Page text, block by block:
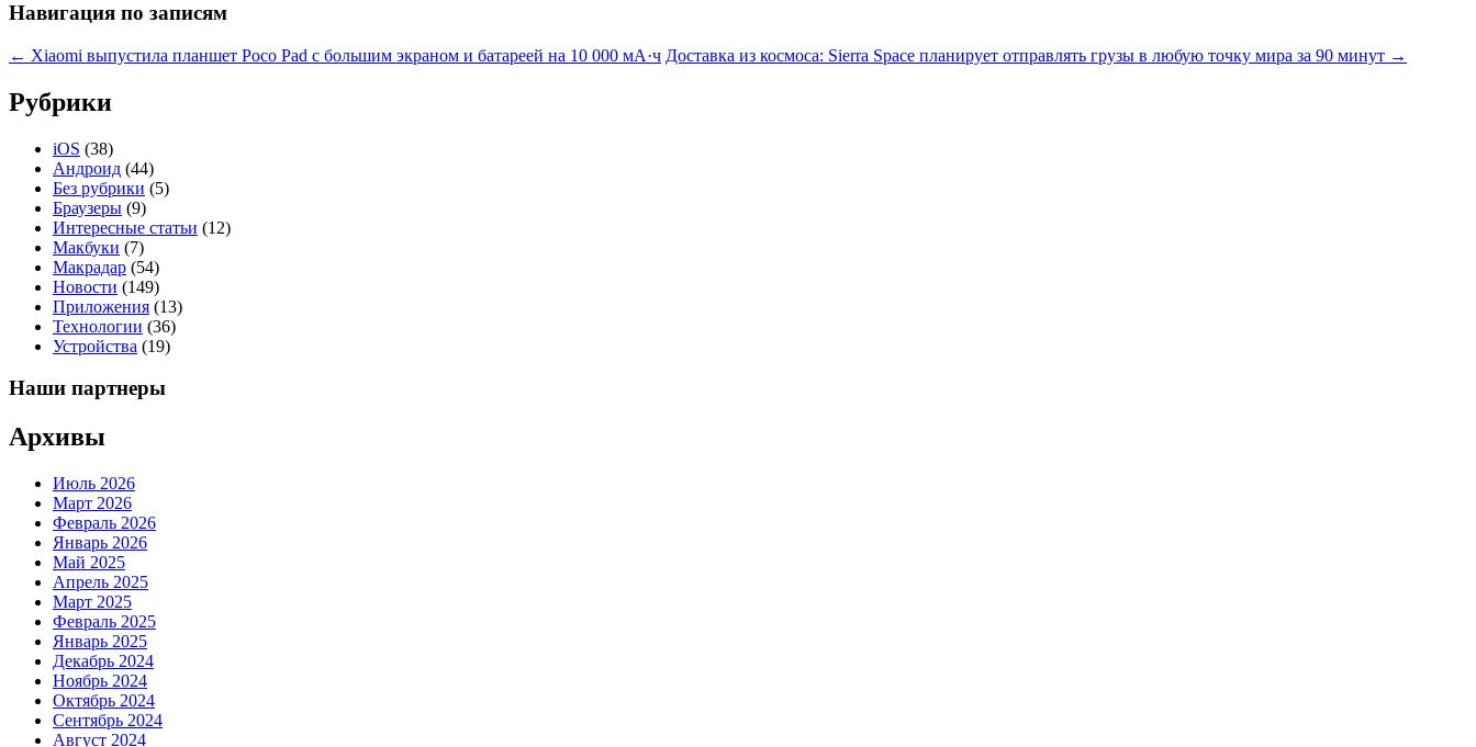
Навигация по записям
← Xiaomi выпустила планшет Poco Pad с большим экраном и батареей на 10 000 мА·ч Доставка из космоса: Sierra Space планирует отправлять грузы в любую точку мира за 90 минут →
Рубрики
iOS (38)
Андроид (44)
Без рубрики (5)
Браузеры (9)
Интересные статьи (12)
Макбуки (7)
Макрадар (54)
Новости (149)
Приложения (13)
Технологии (36)
Устройства (19)
Наши партнеры
Архивы
Июль 2026
Март 2026
Февраль 2026
Январь 2026
Май 2025
Апрель 2025
Март 2025
Февраль 2025
Январь 2025
Декабрь 2024
Ноябрь 2024
Октябрь 2024
Сентябрь 2024
Август 2024